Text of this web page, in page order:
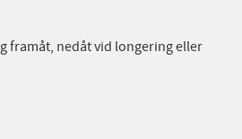
framåt, nedåt vid longering eller